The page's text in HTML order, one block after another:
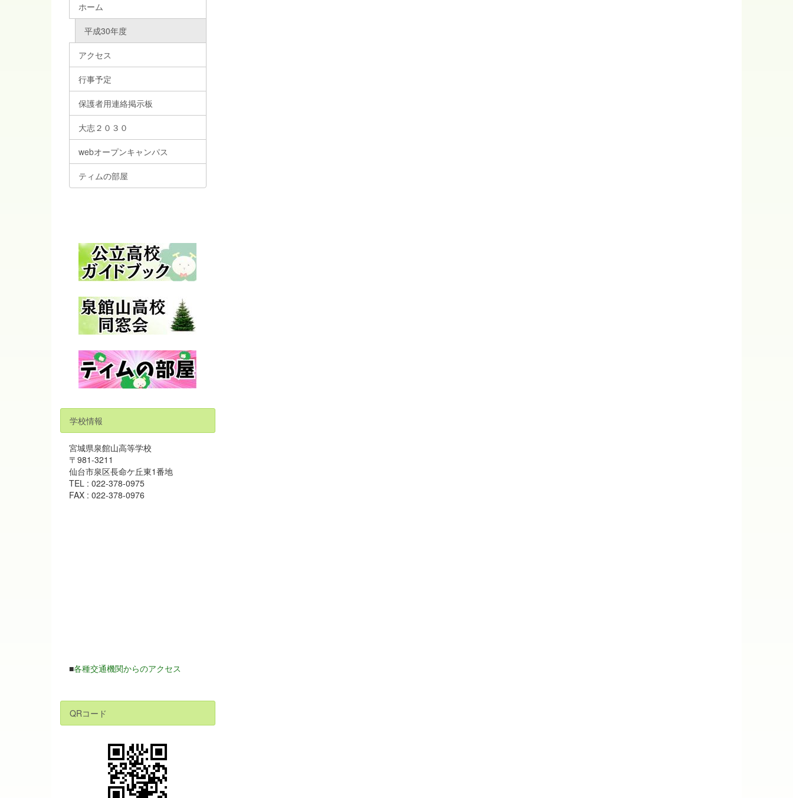
ホーム
平成30年度
アクセス
行事予定
保護者用連絡掲示板
大志２０３０
webオープンキャンパス
ティムの部屋
学校情報
宮城県泉館山高等学校
〒981-3211
仙台市泉区長命ケ丘東1番地
TEL : 022-378-0975
FAX : 022-378-0976
■各種交通機関からのアクセス
QRコード